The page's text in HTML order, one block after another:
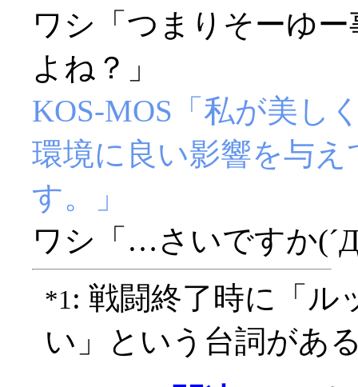
ワシ「つまりそーゆ
よね？」
KOS-MOS「私が美し
環境に良い影響を与
す。」
ワシ「…さいですか
*1: 戦闘終了時に「ル
い」という台詞があ